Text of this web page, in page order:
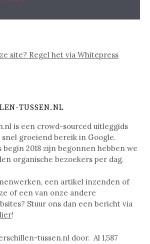
site? Regel het via Whitepress
TUSSEN.NL
is een crowd-sourced uitleggids
groeiend bereik in Google.
begin 2018 zijn begonnen hebben we
organische bezoekers per dag.
een artikel inzenden of
of een van onze andere
Stuur ons dan een bericht via
!
tussen.nl door. Al 1,587